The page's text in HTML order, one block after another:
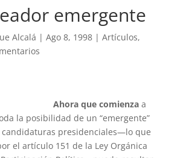
emergente
Alcalá | Ago 8, 1998| Artículos,
Ahora que comienzaa
la posibilidad de un “emergente”
presidenciales—lo que
el artículo 151 de la Ley Orgánica